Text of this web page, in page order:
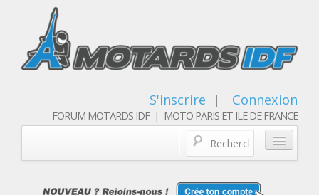
S'inscrire | Connexion
FORUM MOTARDS IDF | MOTO PARIS ET ILE DE FRANCE